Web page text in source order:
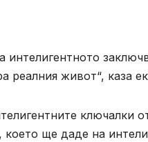
реалния живот“, каза
ключалки
ще даде на